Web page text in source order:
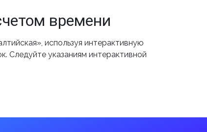
времени
используя интерактивную
Следуйте указаниям интерактивной